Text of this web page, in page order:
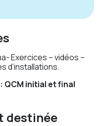
Exercices – vidéos –
d’installations.
QCM initial et final
destinée